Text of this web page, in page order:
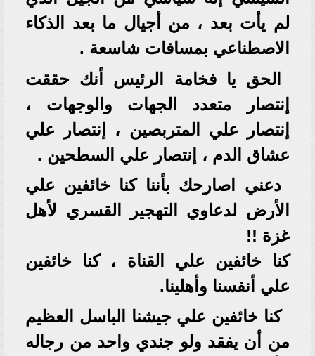
لم يأت بعد ، من أجيال ما بعد الذكاء
الاصطناعي بمسافات شاسعة .
الحق يا فخامة الرئيس أنك حققت
إنتصار متعدد الجهات والوجهات ،
إنتصار علي المتربصين ، إنتصار علي
عشاق الدم ، إنتصار علي السطحين .
دعني اصارحك بأننا كنا خائفين علي
الأرض لدعاوي التهجير القسري لأهل
غزة !!
كنا خائفين علي القناة ، كنا خائفين
علي أنفسنا وأهلينا.
كنا خائفين علي جيشنا الباسل العظيم
من أن يفقد ولو جندي واحد من رجاله